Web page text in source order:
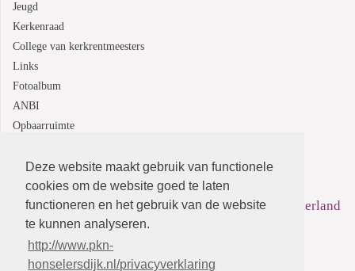
Deze website maakt gebruik van functionele
cookies om de website goed te laten
functioneren en het gebruik van de website
te kunnen analyseren.
http://www.pkn-
honselersdijk.nl/privacyverklaring
Jeugd
Kerkenraad
College van kerkrentmeesters
Links
Fotoalbum
ANBI
Opbaarruimte
Protestantsekerk.net is een samenwerking tussen de
dienstenorganisatie van deProtestantse Kerk in Nederland
enHuman Content Mediaproducties B.V.